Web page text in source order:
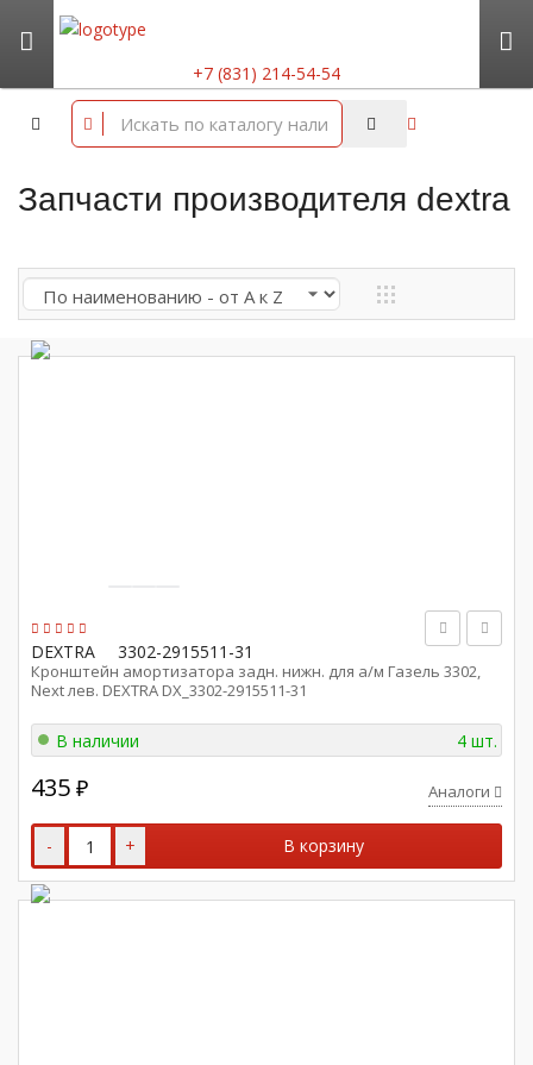
+7 (831) 214-54-54
Запчасти производителя dextra
DEXTRA 3302-2915511-31
Кронштейн амортизатора задн. нижн. для а/м Газель 3302,
Next лев. DEXTRA DX_3302-2915511-31
В наличии 4 шт.
435 ₽ Аналоги
- + В корзину